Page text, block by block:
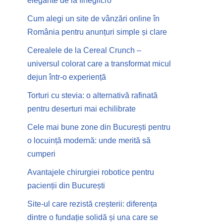
Cum alegi un site de vânzări online în
România pentru anunțuri simple și clare
Cerealele de la Cereal Crunch –
universul colorat care a transformat micul
dejun într-o experiență
Torturi cu stevia: o alternativă rafinată
pentru deserturi mai echilibrate
Cele mai bune zone din București pentru
o locuință modernă: unde merită să
cumperi
Avantajele chirurgiei robotice pentru
pacienții din București
Site-ul care rezistă creșterii: diferența
dintre o fundație solidă și una care se